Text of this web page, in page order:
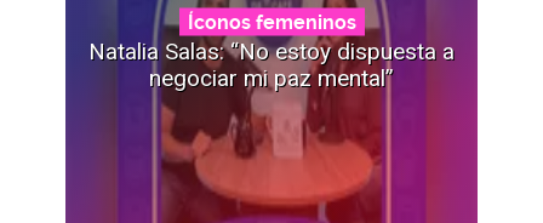
Íconos femeninos
Natalia Salas: “No estoy dispuesta a
negociar mi paz mental”